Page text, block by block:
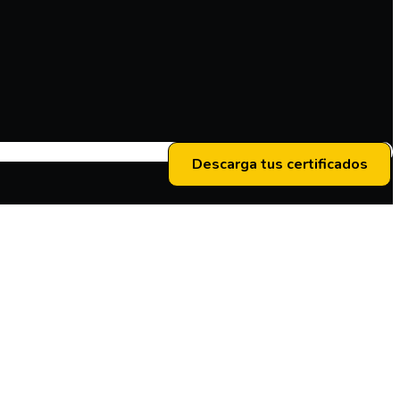
Descarga tus certificados